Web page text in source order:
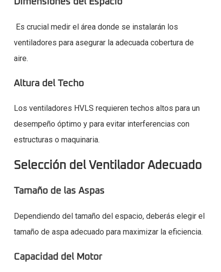
Es crucial medir el área donde se instalarán los
ventiladores para asegurar la adecuada cobertura de
aire.
Altura del Techo
Los ventiladores HVLS requieren techos altos para un
desempeño óptimo y para evitar interferencias con
estructuras o maquinaria.
Selección del Ventilador Adecuado
Tamaño de las Aspas
Dependiendo del tamaño del espacio, deberás elegir el
tamaño de aspa adecuado para maximizar la eficiencia.
Capacidad del Motor